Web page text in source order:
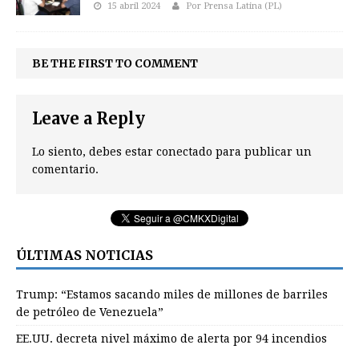
15 abril 2024 Por Prensa Latina (PL)
BE THE FIRST TO COMMENT
Leave a Reply
Lo siento, debes estar conectado para publicar un
comentario.
ÚLTIMAS NOTICIAS
Trump: “Estamos sacando miles de millones de barriles
de petróleo de Venezuela”
EE.UU. decreta nivel máximo de alerta por 94 incendios